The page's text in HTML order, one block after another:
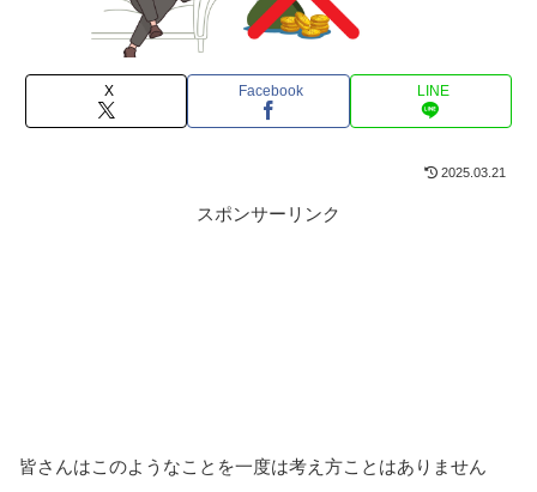
X Facebook LINE
2025.03.21
スポンサーリンク
皆さんはこのようなことを一度は考え方ことはありません